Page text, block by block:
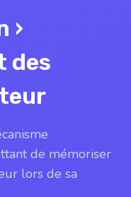
›
des
de mémoriser
lors de sa